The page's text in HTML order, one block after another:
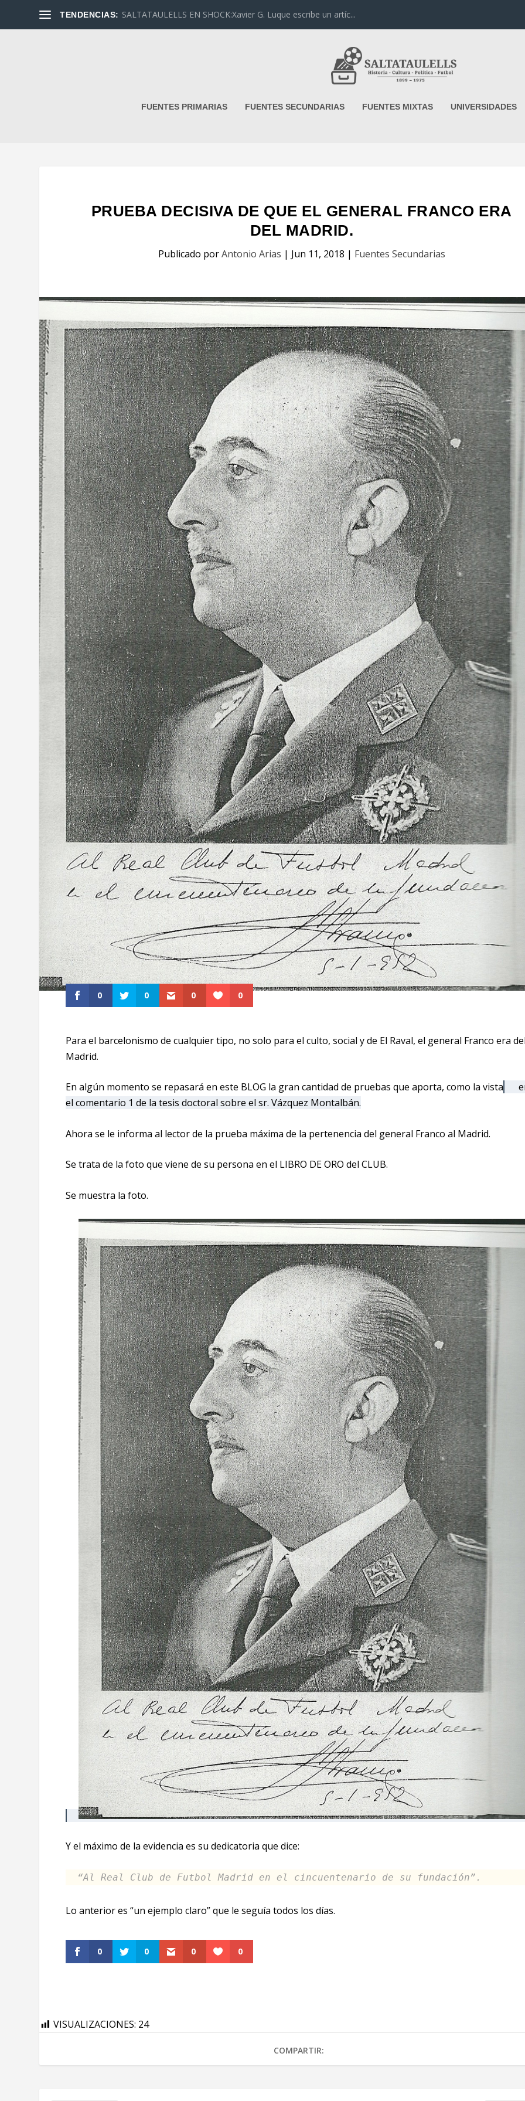
TENDENCIAS: SALTATAULELLS EN SHOCK:Xavier G. Luque escribe un artíc...
FUENTES PRIMARIAS FUENTES SECUNDARIAS FUENTES MIXTAS UNIVERSIDADES
PRUEBA DECISIVA DE QUE EL GENERAL FRANCO ERA
DEL MADRID.
Publicado porAntonio Arias | Jun 11, 2018 | Fuentes Secundarias
0 0 0 0
Para el barcelonismo de cualquier tipo, no solo para el culto, social y de El Raval, el general Franco era
Madrid.
En algún momento se repasará en este BLOG la gran cantidad de pruebas que aporta, como la vista
el comentario 1 de la tesis doctoral sobre el sr. Vázquez Montalbán.
Ahora se le informa al lector de la prueba máxima de la pertenencia del general Franco al Madrid.
Se trata de la foto que viene de su persona en el LIBRO DE ORO del CLUB.
Se muestra la foto.
Y el máximo de la evidencia es su dedicatoria que dice:
“Al Real Club de Futbol Madrid en el cincuentenario de su fundación”.
Lo anterior es “un ejemplo claro” que le seguía todos los días.
0 0 0 0
VISUALIZACIONES: 24
COMPARTIR: